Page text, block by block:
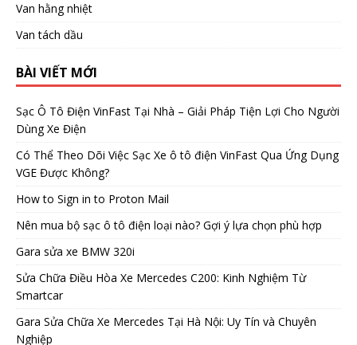
Van hằng nhiệt
Van tách dầu
BÀI VIẾT MỚI
Sạc Ô Tô Điện VinFast Tại Nhà – Giải Pháp Tiện Lợi Cho Người
Dùng Xe Điện
Có Thể Theo Dõi Việc Sạc Xe ô tô điện VinFast Qua Ứng Dụng
VGE Được Không?
How to Sign in to Proton Mail
Nên mua bộ sạc ô tô điện loại nào? Gợi ý lựa chọn phù hợp
Gara sửa xe BMW 320i
Sửa Chữa Điều Hòa Xe Mercedes C200: Kinh Nghiệm Từ
Smartcar
Gara Sửa Chữa Xe Mercedes Tại Hà Nội: Uy Tín và Chuyên
Nghiệp